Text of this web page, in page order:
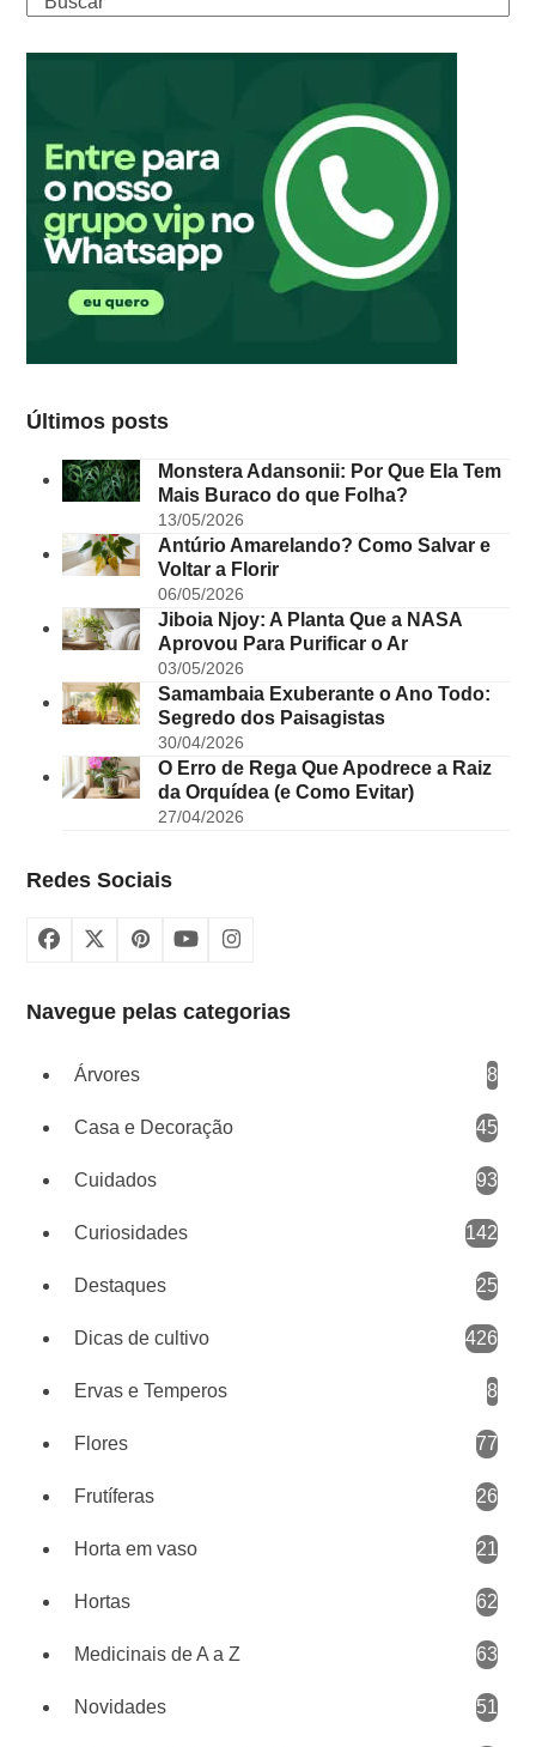
Últimos posts
Monstera Adansonii: Por Que Ela Tem
Mais Buraco do que Folha?
13/05/2026
Antúrio Amarelando? Como Salvar e
Voltar a Florir
06/05/2026
Jiboia Njoy: A Planta Que a NASA
Aprovou Para Purificar o Ar
03/05/2026
Samambaia Exuberante o Ano Todo:
Segredo dos Paisagistas
30/04/2026
O Erro de Rega Que Apodrece a Raiz
da Orquídea (e Como Evitar)
27/04/2026
Redes Sociais
Facebook
X Pinterest
YouTubeInstagram
Navegue pelas categorias
Árvores 8
Casa e Decoração 45
Cuidados 93
Curiosidades 142
Destaques 25
Dicas de cultivo 426
Ervas e Temperos 8
Flores 77
Frutíferas 26
Horta em vaso 21
Hortas 62
Medicinais de A a Z 63
Novidades 51